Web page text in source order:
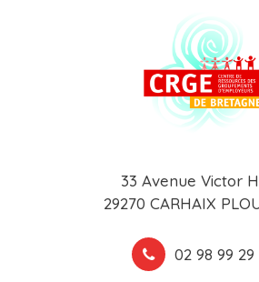
33 Avenue Victor
29270 CARHAIX
02 98 99 29